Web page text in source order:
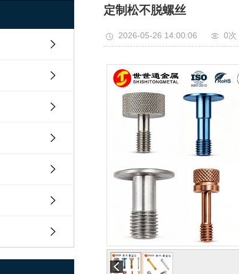
定制松不脱螺丝
2026-05-26 14:00:06 0次